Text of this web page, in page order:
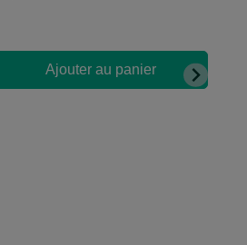
Ajouter au panier